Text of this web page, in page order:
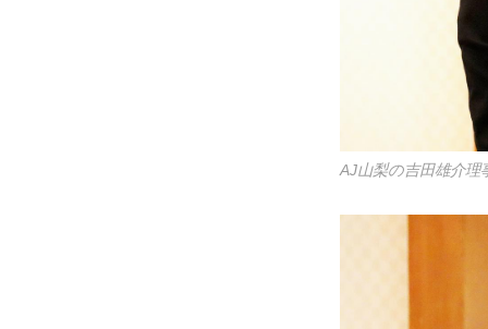
AJ山梨の吉田雄介理